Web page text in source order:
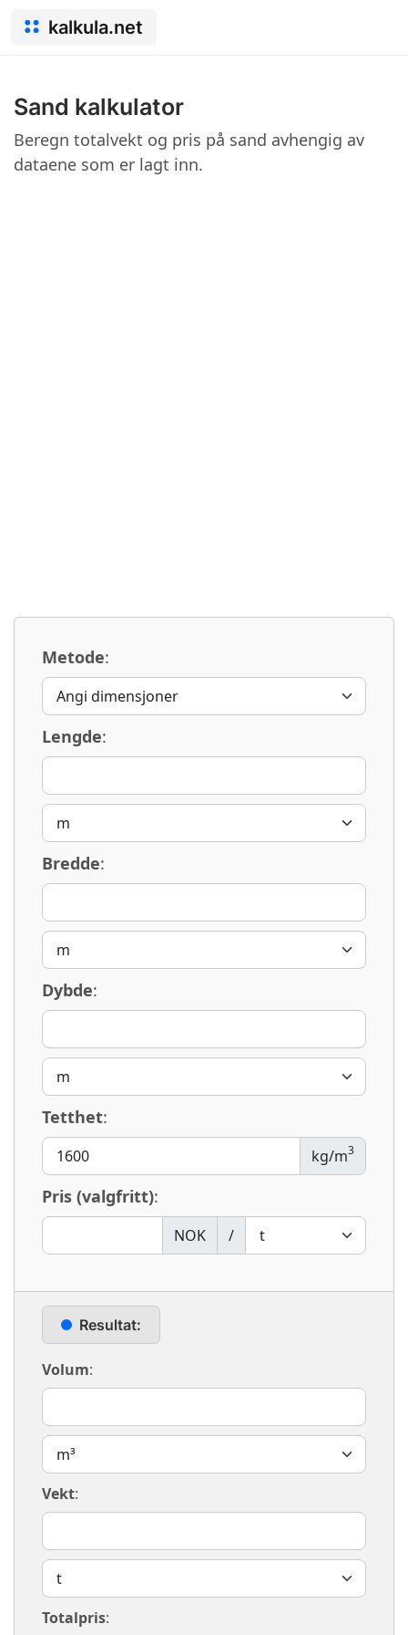
kalkula.net
Sand kalkulator
Beregn totalvekt og pris på sand avhengig av
dataene som er lagt inn.
Metode:
Lengde:
Bredde:
Dybde:
Tetthet:
kg/m3
Pris (valgfritt):
NOK /
Resultat:
Volum:
Vekt:
Totalpris: